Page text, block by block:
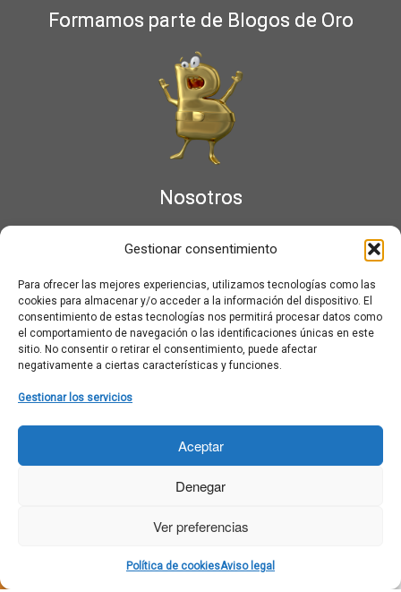
Gestionar consentimiento
Para ofrecer las mejores experiencias, utilizamos tecnologías como las
cookies para almacenar y/o acceder a la información del dispositivo. El
consentimiento de estas tecnologías nos permitirá procesar datos como
el comportamiento de navegación o las identificaciones únicas en este
sitio. No consentir o retirar el consentimiento, puede afectar
negativamente a ciertas características y funciones.
Gestionar los servicios
Aceptar
Denegar
Ver preferencias
Política de cookiesAviso legal
Formamos parte de Blogos de Oro
Nosotros
Aviso legal
Más información sobre las cookies
Noticias al correo
Política de cookies
Política de cookies (UE)
Política de privacidad
Ponte en contacto con nosotros
Buscar:
Diseñado con elTema Customizr